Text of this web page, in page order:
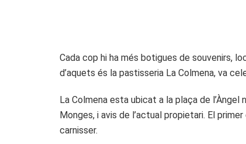
Cada cop hi ha més botigues de souvenirs,
d’aquets és la pastisseria La Colmena, va
La Colmena esta ubicat a la plaça de
Monges, i avis de l’actual propietari. El
carnisser.